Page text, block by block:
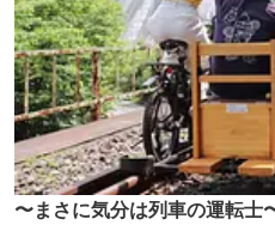
〜まさに気分は列車の運転士